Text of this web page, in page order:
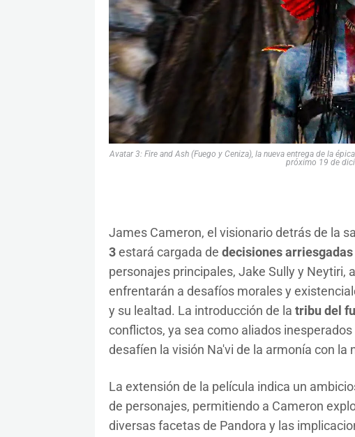
Avatar 3: Fire and Ash (Fuego y Ceniza), la nueva entrega de la
próximo 19 de
James Cameron, el visionario detrás de la
3estará cargada de decisiones arriesgadas
personajes principales, Jake Sully y Neytiri,
enfrentarán a desafíos morales y
y su lealtad. La introducción de la tribu del
conflictos, ya sea como aliados
desafíen la visión Na'vi de la armonía con la
La extensión de la película indica un
de personajes, permitiendo a Cameron
diversas facetas de Pandora y las